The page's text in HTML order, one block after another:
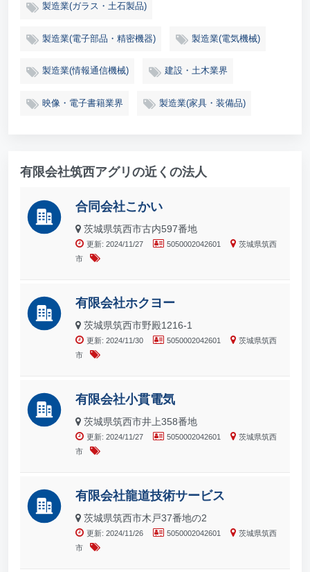
製造業(ガラス・土石製品)
製造業(電子部品・精密機器) 製造業(電気機械)
製造業(情報通信機械) 建設・土木業界
映像・電子書籍業界 製造業(家具・装備品)
有限会社筑西アグリの近くの法人
合同会社こかい
茨城県筑西市古内597番地
更新: 2024/11/27 5050002042601
茨城県筑西
市
有限会社ホクヨー
茨城県筑西市野殿1216-1
更新: 2024/11/30 5050002042601
茨城県筑西
市
有限会社小貫電気
茨城県筑西市井上358番地
更新: 2024/11/27 5050002042601
茨城県筑西
市
有限会社龍道技術サービス
茨城県筑西市木戸37番地の2
更新: 2024/11/26 5050002042601
茨城県筑西
市